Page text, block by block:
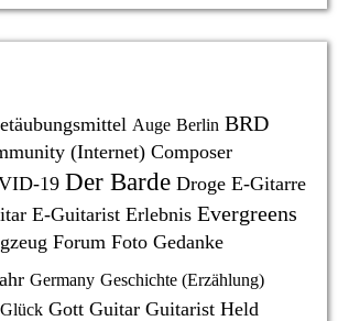
Auge Berlin BRD
(Internet) Composer
19 Der Barde Droge E-Gitarre
E-Guitarist Erlebnis Evergreens
Forum Foto Gedanke
Germany Geschichte (Erzählung)
Glück Gott Guitar Guitarist Held